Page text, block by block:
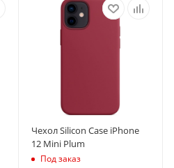
Чехол Silicon Case iPhone
12 Mini Plum
Под заказ